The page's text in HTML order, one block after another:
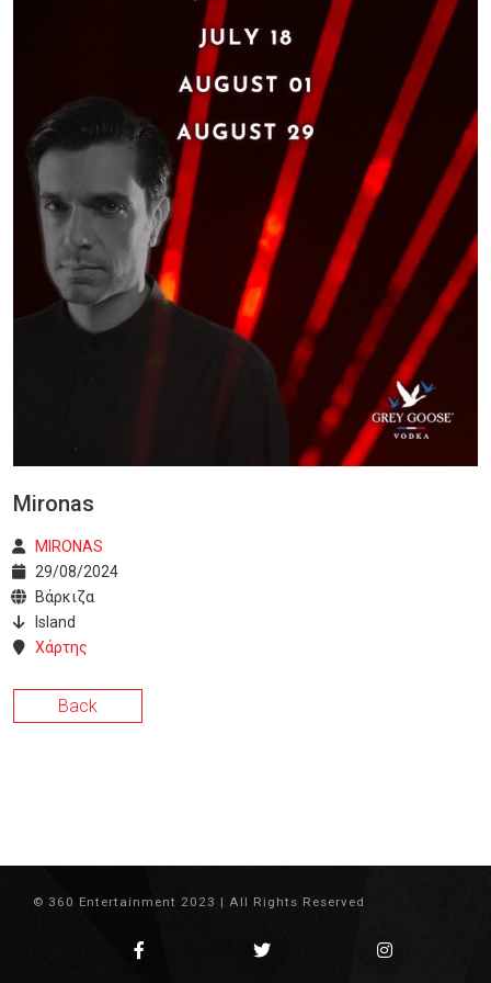
Mironas
MIRONAS
29/08/2024
Βάρκιζα
Island
Χάρτης
Back
© 360 Entertainment 2023 | All Rights Reserved